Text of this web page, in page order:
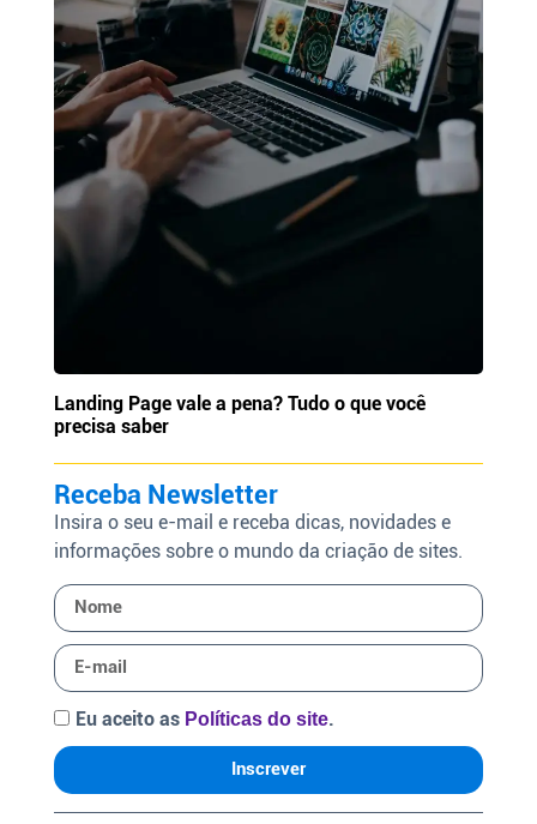
Landing Page vale a pena? Tudo o que você
precisa saber
Receba Newsletter
Insira o seu e-mail e receba dicas, novidades e
informações sobre o mundo da criação de sites.
Eu aceito as Políticas do site.
Inscrever